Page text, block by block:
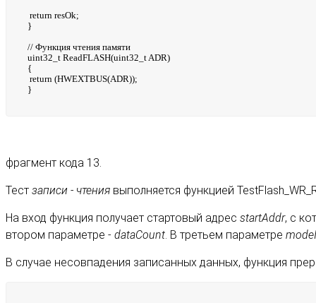
return resOk;
}
// Функция чтения памяти
uint32_t ReadFLASH(uint32_t ADR)
{
return (HWEXTBUS(ADR));
}
фрагмент кода 13.
Тест записи - чтения выполняется функцией
На вход функция получает стартовый адрес startAddr, с
втором параметре - dataCount. В третьем параметре
В случае несовпадения записанных данных, функция